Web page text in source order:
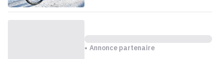
Annonce partenaire